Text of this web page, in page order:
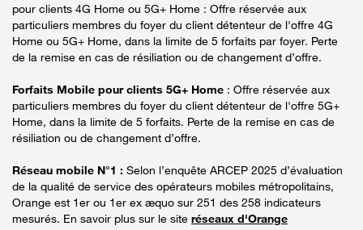
pour clients 4G Home ou 5G+ Home : Offre réservée aux
particuliers membres du foyer du client détenteur de l'offre 4G
Home ou 5G+ Home, dans la limite de 5 forfaits par foyer. Perte
de la remise en cas de résiliation ou de changement d’offre.
Forfaits Mobile pour clients 5G+ Home : Offre réservée aux
particuliers membres du foyer du client détenteur de l'offre 5G+
Home, dans la limite de 5 forfaits. Perte de la remise en cas de
résiliation ou de changement d’offre.
Réseau mobile N°1 : Selon l’enquête ARCEP 2025 d’évaluation
de la qualité de service des opérateurs mobiles métropolitains,
Orange est 1er ou 1er ex æquo sur 251 des 258 indicateurs
mesurés. En savoir plus sur le site réseaux d'Orange